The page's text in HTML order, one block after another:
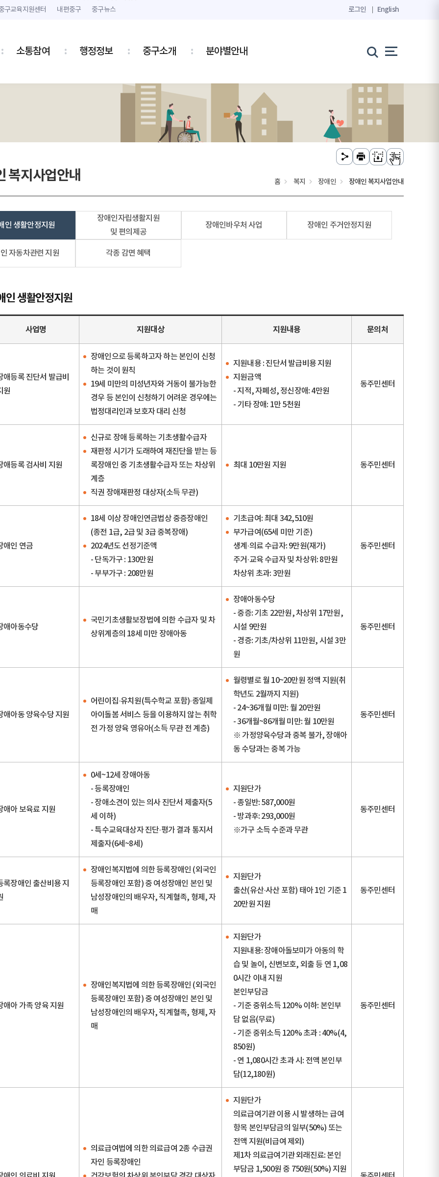
구교육지원센터 내편중구 중구뉴스 로그인 English
소통참여 행정정보 중구소개 분야별안내
복지사업안내 홈 복지 장애인 장애인 복지사업안내
인 생활안정지원
장애인자립생활지원
및 편의제공
장애인바우처 사업 장애인 주거안정지원
자동차관련 지원 각종 감면 혜택
인 생활안정지원
사업명 지원대상 지원내용 문의처
애등록 진단서 발급비
원
장애인으로 등록하고자 하는 본인이 신청
하는 것이 원칙
19세 미만의 미성년자와 거동이 불가능한
경우 등 본인이 신청하기 어려운 경우에는
법정대리인과 보호자 대리 신청
지원내용 : 진단서 발급비용 지원
지원금액
- 지적, 자폐성, 정신장애: 4만원
- 기타 장애: 1만 5천원
동주민센터
애등록 검사비 지원
신규로 장애 등록하는 기초생활수급자
재판정 시기가 도래하여 재진단을 받는 등
록장애인 중 기초생활수급자 또는 차상위
계층
직권 장애재판정 대상자(소득 무관)
최대 10만원 지원 동주민센터
애인 연금
18세 이상 장애인연금법상 중증장애인
(종전 1급, 2급 및 3급 중복장애)
2024년도 선정기준액
- 단독가구 : 130만원
- 부부가구 : 208만원
기초급여: 최대 342,510원
부가급여(65세 미만 기준)
생계·의료 수급자: 9만원(재가)
주거·교육 수급자 및 차상위: 8만원
차상위 초과: 3만원
동주민센터
애아동수당
국민기초생활보장법에 의한 수급자 및 차
상위계층의 18세 미만 장애아동
장애아동수당
- 중증: 기초 22만원, 차상위 17만원,
시설 9만원
- 경증: 기초/차상위 11만원, 시설 3만
원
동주민센터
애아동 양육수당 지원
어린이집·유치원(특수학교 포함)·종일제
아이돌봄 서비스 등을 이용하지 않는 취학
전 가정 양육 영유아(소득 무관 전 계층)
월령별로 월 10~20만원 정액 지원(취
학년도 2월까지 지원)
- 24~36개월 미만: 월 20만원
- 36개월~86개월 미만: 월 10만원
※ 가정양육수당과 중복 불가, 장애아
동 수당과는 중복 가능
동주민센터
애아 보육료 지원
0세~12세 장애아동
- 등록장애인
- 장애소견이 있는 의사 진단서 제출자(5
세 이하)
- 특수교육대상자 진단·평가 결과 통지서
제출자(6세~8세)
지원단가
- 종일반: 587,000원
- 방과후: 293,000원
※가구 소득 수준과 무관
동주민센터
록장애인 출산비용 지
장애인복지법에 의한 등록장애인 (외국인
등록장애인 포함) 중 여성장애인 본인 및
남성장애인의 배우자, 직계혈족, 형제, 자
매
지원단가
출산(유산·사산 포함) 태아 1인 기준 1
20만원 지원
동주민센터
애아 가족 양육 지원
장애인복지법에 의한 등록장애인 (외국인
등록장애인 포함) 중 여성장애인 본인 및
남성장애인의 배우자, 직계혈족, 형제, 자
매
지원단가
지원내용: 장애아돌보미가 아동의 학
습 및 놀이, 신변보호, 외출 등 연 1,08
0시간 이내 지원
본인부담금
- 기준 중위소득 120% 이하: 본인부
담 없음(무료)
- 기준 중위소득 120% 초과 : 40%(4,
850원)
- 연 1,080시간 초과 시: 전액 본인부
담(12,180원)
동주민센터
의료급여법에 의한 의료급여 2종 수급권
자인 등록장애인
지원단가
의료급여기관 이용 시 발생하는 급여
항목 본인부담금의 일부(50%) 또는
전액 지원(비급여 제외)
제1차 의료급여기관 외래진료: 본인
부담금 1,500원 중 750원(50%) 지원